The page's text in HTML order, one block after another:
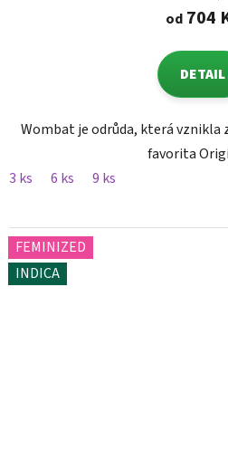
od704
DETAIL
Wombat je odrůda, která vznikla
favorita
3 ks
6 ks 9 ks
FEMINIZED
INDICA